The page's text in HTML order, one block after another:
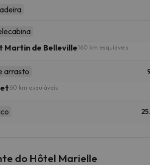
Martin de Belleville160 km esquiáveis
arrasto
60 km esquiáveis
do Hôtel Marielle